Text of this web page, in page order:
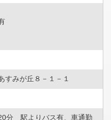
すみが丘８－１－１
分 駅よりバス有、車通勤